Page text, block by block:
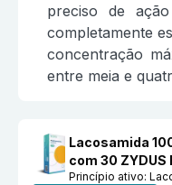
preciso de
completamente
concentração
entre meia e
Lacosamida
com 30 ZYDUS
Princípio ativo: